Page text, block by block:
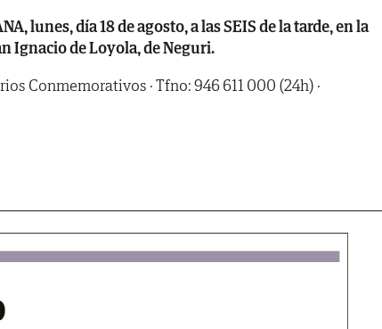
lunes, día 18 de agosto, a las SEIS de la tarde, en la
Ignacio de Loyola, de Neguri.
Conmemorativos · Tfno: 946 611 000 (24h) ·